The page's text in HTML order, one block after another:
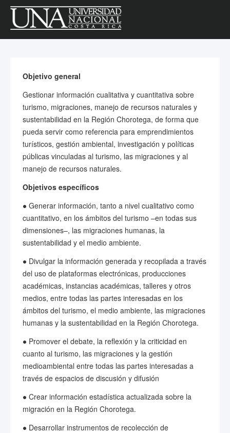
Objetivo general
Gestionar información cualitativa y cuantitativa sobre
turismo, migraciones, manejo de recursos naturales y
sustentabilidad en la Región Chorotega, de forma que
pueda servir como referencia para emprendimientos
turísticos, gestión ambiental, investigación y políticas
públicas vinculadas al turismo, las migraciones y al
manejo de recursos naturales.
Objetivos específicos
● Generar información, tanto a nivel cualitativo como
cuantitativo, en los ámbitos del turismo –en todas sus
dimensiones–, las migraciones humanas, la
sustentabilidad y el medio ambiente.
● Divulgar la información generada y recopilada a través
del uso de plataformas electrónicas, producciones
académicas, instancias académicas, talleres y otros
medios, entre todas las partes interesadas en los
ámbitos del turismo, el medio ambiente, las migraciones
humanas y la sustentabilidad en la Región Chorotega.
● Promover el debate, la reflexión y la criticidad en
cuanto al turismo, las migraciones y la gestión
medioambiental entre todas las partes interesadas a
través de espacios de discusión y difusión
● Crear información estadística actualizada sobre la
migración en la Región Chorotega.
● Desarrollar instrumentos de recolección de